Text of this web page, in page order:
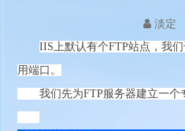
淡定
IIS上默认有个FTP站点，我
用端口。
我们先为FTP服务器建立一个专